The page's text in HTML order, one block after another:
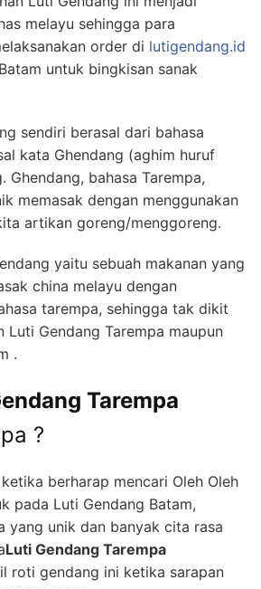
melayu sehingga para
order di lutigendang.id
untuk bingkisan sanak
sendiri berasal dari bahasa
kata Ghendang (aghim huruf
Ghendang, bahasa Tarempa,
memasak dengan menggunakan
artikan goreng/menggoreng.
yaitu sebuah makanan yang
china melayu dengan
tarempa, sehingga tak dikit
Luti Gendang Tarempa maupun
.
Tarempa
?
berharap mencari Oleh Oleh
pada Luti Gendang Batam,
yang unik dan banyak cita rasa
Luti Gendang Tarempa
roti gendang ini ketika sarapan